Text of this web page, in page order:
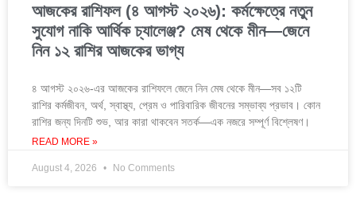
আজকের রাশিফল (৪ আগস্ট ২০২৬): কর্মক্ষেত্রে নতুন
সুযোগ নাকি আর্থিক চ্যালেঞ্জ? মেষ থেকে মীন—জেনে
নিন ১২ রাশির আজকের ভাগ্য
৪ আগস্ট ২০২৬-এর আজকের রাশিফলে জেনে নিন মেষ থেকে মীন—সব ১২টি
রাশির কর্মজীবন, অর্থ, স্বাস্থ্য, প্রেম ও পারিবারিক জীবনের সম্ভাব্য প্রভাব। কোন
রাশির জন্য দিনটি শুভ, আর কারা থাকবেন সতর্ক—এক নজরে সম্পূর্ণ বিশ্লেষণ।
READ MORE »
August 4, 2026 No Comments